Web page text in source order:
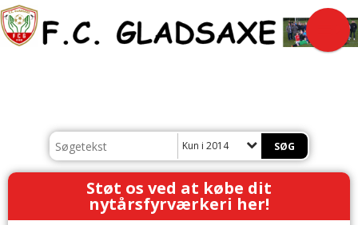
Kun i 2014
Støt os ved at købe dit
nytårsfyrværkeri her!